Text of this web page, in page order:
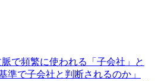
で頻繁に使われる「子会社」と
準で子会社と判断されるのか」